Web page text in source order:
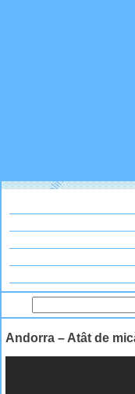
Andorra – Atât de